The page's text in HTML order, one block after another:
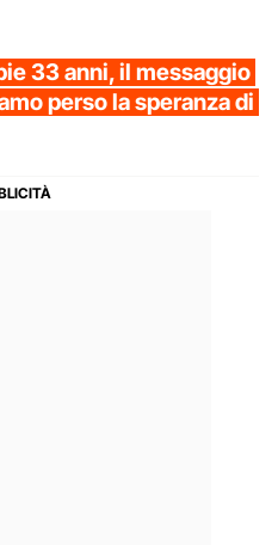
33 anni, il messaggio
perso la speranza di